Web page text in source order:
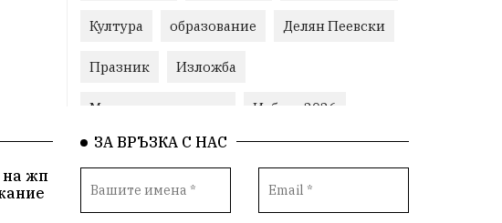
Култура образование Делян Пеевски
Празник Изложба
Министерски съвет Избори2026
Корупция воден режим
ЛетниПожари ОбластПлевен
на жп
ЗА ВРЪЗКА С НАС